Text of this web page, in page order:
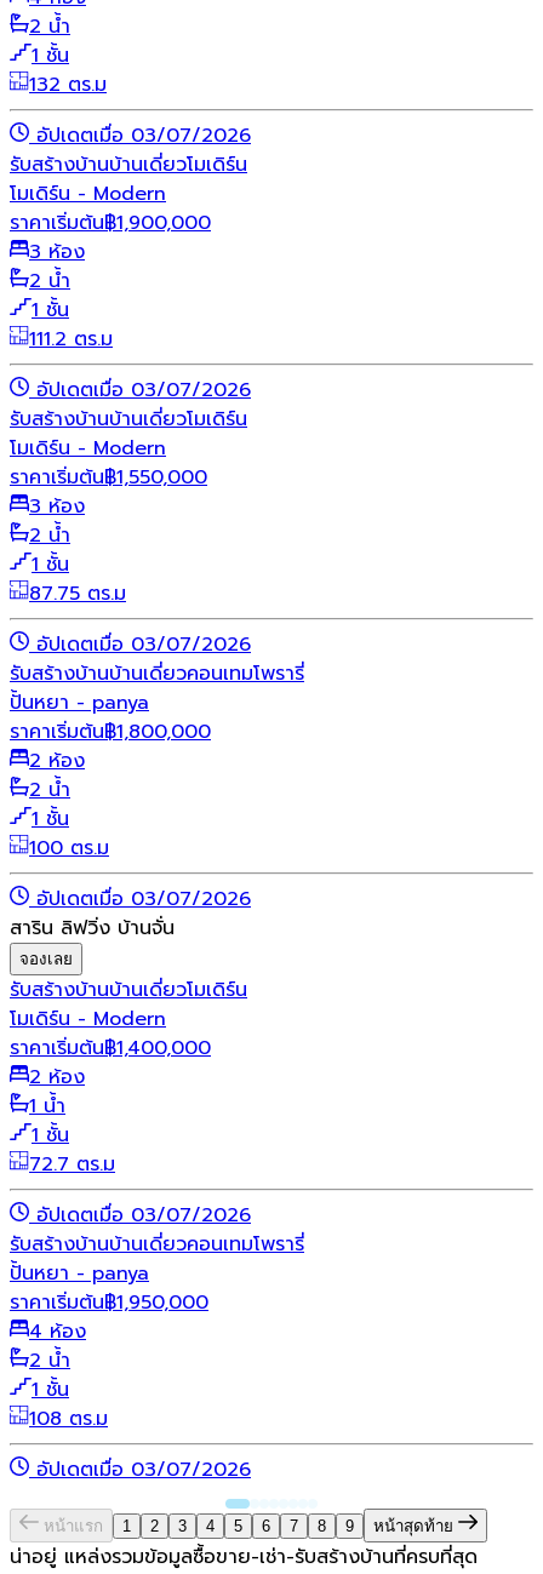
2 น้ำ
1 ชั้น
132 ตร.ม
อัปเดตเมื่อ 03/07/2026
รับสร้างบ้านบ้านเดี่ยวโมเดิร์น
โมเดิร์น - Modern
ราคาเริ่มต้น฿1,900,000
3 ห้อง
2 น้ำ
1 ชั้น
111.2 ตร.ม
อัปเดตเมื่อ 03/07/2026
รับสร้างบ้านบ้านเดี่ยวโมเดิร์น
โมเดิร์น - Modern
ราคาเริ่มต้น฿1,550,000
3 ห้อง
2 น้ำ
1 ชั้น
87.75 ตร.ม
อัปเดตเมื่อ 03/07/2026
รับสร้างบ้านบ้านเดี่ยวคอนเทมโพรารี่
ปั้นหยา - panya
ราคาเริ่มต้น฿1,800,000
2 ห้อง
2 น้ำ
1 ชั้น
100 ตร.ม
อัปเดตเมื่อ 03/07/2026
สาริน ลิฟวิ่ง บ้านจั่น
จองเลย
รับสร้างบ้านบ้านเดี่ยวโมเดิร์น
โมเดิร์น - Modern
ราคาเริ่มต้น฿1,400,000
2 ห้อง
1 น้ำ
1 ชั้น
72.7 ตร.ม
อัปเดตเมื่อ 03/07/2026
รับสร้างบ้านบ้านเดี่ยวคอนเทมโพรารี่
ปั้นหยา - panya
ราคาเริ่มต้น฿1,950,000
4 ห้อง
2 น้ำ
1 ชั้น
108 ตร.ม
อัปเดตเมื่อ 03/07/2026
หน้าแรก 1 2 3 4 5 6 7 8 9 หน้าสุดท้าย
น่าอยู่ แหล่งรวมข้อมูลซื้อขาย-เช่า-รับสร้างบ้านที่ครบที่สุด